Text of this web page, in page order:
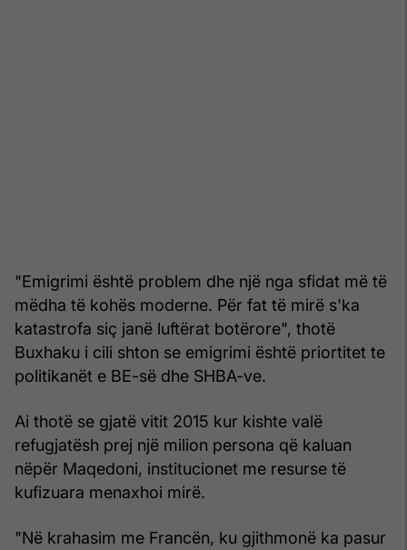
"Emigrimi është problem dhe një nga sfidat më të
mëdha të kohës moderne. Për fat të mirë s'ka
katastrofa siç janë luftërat botërore", thotë
Buxhaku i cili shton se emigrimi është priortitet te
politikanët e BE-së dhe SHBA-ve.
Ai thotë se gjatë vitit 2015 kur kishte valë
refugjatësh prej një milion persona që kaluan
nëpër Maqedoni, institucionet me resurse të
kufizuara menaxhoi mirë.
"Në krahasim me Francën, ku gjithmonë ka pasur